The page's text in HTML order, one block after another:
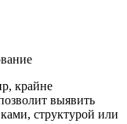
крайне
выявить
структурой или